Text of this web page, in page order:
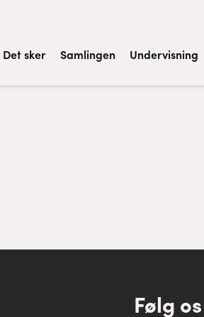
Det sker Samlingen Undervisning
Følg os